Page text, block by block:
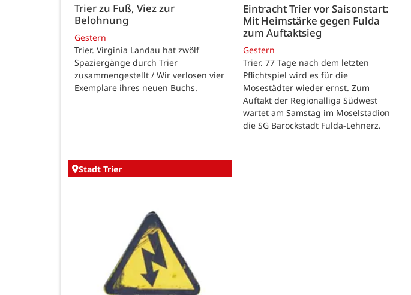
Trier zu Fuß, Viez zur
Belohnung
Gestern
Trier. Virginia Landau hat zwölf
Spaziergänge durch Trier
zusammengestellt / Wir verlosen vier
Exemplare ihres neuen Buchs.
Eintracht Trier vor Saisonstart:
Mit Heimstärke gegen Fulda
zum Auftaktsieg
Gestern
Trier. 77 Tage nach dem letzten
Pflichtspiel wird es für die
Mosestädter wieder ernst. Zum
Auftakt der Regionalliga Südwest
wartet am Samstag im Moselstadion
die SG Barockstadt Fulda-Lehnerz.
Stadt Trier